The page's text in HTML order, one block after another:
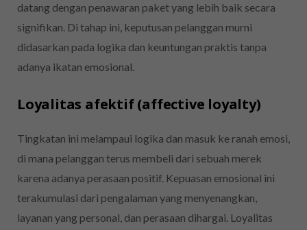
datang dengan penawaran paket yang lebih baik secara
signifikan. Di tahap ini, keputusan pelanggan murni
didasarkan pada logika dan keuntungan praktis tanpa
adanya ikatan emosional.
Loyalitas afektif (affective loyalty)
Tingkatan ini melampaui logika dan masuk ke ranah emosi,
di mana pelanggan terus membeli dari sebuah merek
karena adanya perasaan positif. Kepuasan emosional ini
terakumulasi dari pengalaman yang menyenangkan,
layanan yang personal, dan perasaan dihargai. Loyalitas